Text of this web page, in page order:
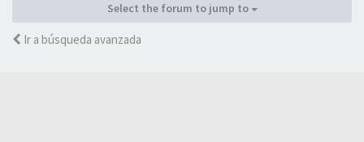
Select the forum to jump to
Ir a búsqueda avanzada